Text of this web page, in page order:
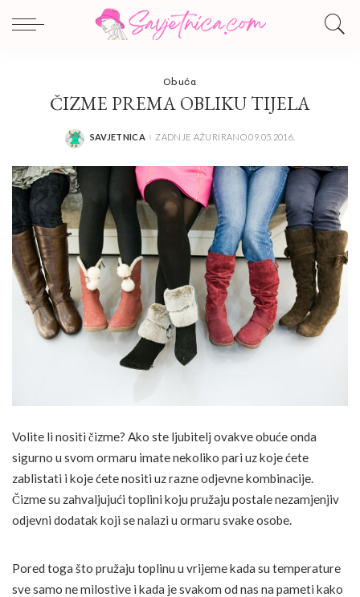
Obuća
ČIZME PREMA OBLIKU TIJELA
POSTED
SAVJETNICA ZADNJE AŽURIRANO 09.05.2016.
Volite li nositi čizme? Ako ste ljubitelj ovakve obuće onda
sigurno u svom ormaru imate nekoliko pari uz koje ćete
zablistati i koje ćete nositi uz razne odjevne kombinacije.
Čizme su zahvaljujući toplini koju pružaju postale nezamjenjiv
odjevni dodatak koji se nalazi u ormaru svake osobe.
Pored toga što pružaju toplinu u vrijeme kada su temperature
sve samo ne milostive i kada je svakom od nas na pameti kako